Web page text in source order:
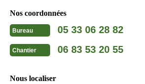
Nos coordonnées
Bureau 05 33 06 28 82
Chantier 06 83 53 20 55
Nous localiser